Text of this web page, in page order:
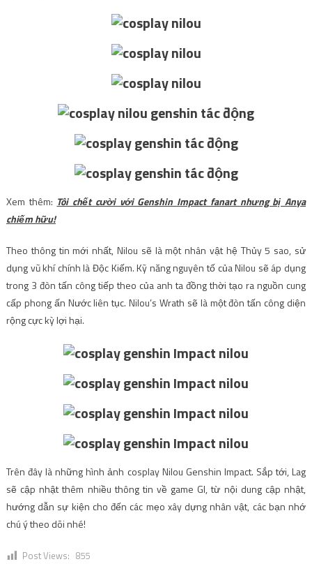
Xem thêm: Tôi chết cười với Genshin Impact fanart nhưng bị Anya
chiếm hữu!
Theo thông tin mới nhất, Nilou sẽ là một nhân vật hệ Thủy 5 sao, sử
dụng vũ khí chính là Độc Kiếm. Kỹ năng nguyên tố của Nilou sẽ áp dụng
trong 3 đòn tấn công tiếp theo của anh ta đồng thời tạo ra nguồn cung
cấp phong ấn Nước liên tục. Nilou’s Wrath sẽ là một đòn tấn công diện
rộng cực kỳ lợi hại.
Trên đây là những hình ảnh cosplay Nilou Genshin Impact. Sắp tới, Lag
sẽ cập nhật thêm nhiều thông tin về game GI, từ nội dung cập nhật,
hướng dẫn sự kiện cho đến các mẹo xây dựng nhân vật, các bạn nhớ
chú ý theo dõi nhé!
Post Views: 855